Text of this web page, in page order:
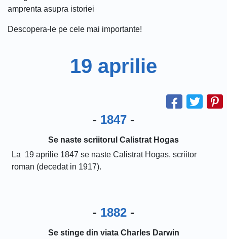
amprenta asupra istoriei
Descopera-le pe cele mai importante!
19 aprilie
- 1847 -
Se naste scriitorul Calistrat Hogas
La 19 aprilie 1847 se naste Calistrat Hogas, scriitor
roman (decedat in 1917).
- 1882 -
Se stinge din viata Charles Darwin